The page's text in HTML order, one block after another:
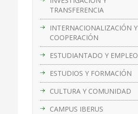
TRANSFERENCIA
INTERNACIONALIZACIÓN Y
COOPERACIÓN
ESTUDIANTADO Y EMPLEO
ESTUDIOS Y FORMACIÓN
CULTURA Y COMUNIDAD
CAMPUS IBERUS